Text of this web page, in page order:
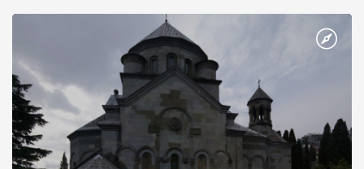
Херсонесі Володимир-язичник, став Василем-християнином.
А потім було Хрещення Русі. На честь Херсонесу Таврійського